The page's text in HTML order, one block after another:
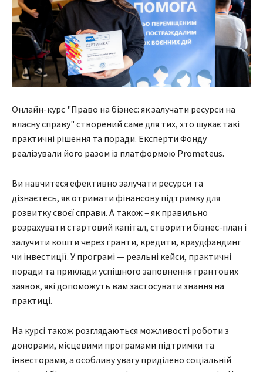
Онлайн-курс "Право на бізнес: як залучати ресурси на
власну справу" створений саме для тих, хто шукає такі
практичні рішення та поради. Експерти Фонду
реалізували його разом із платформою Prometeus.
Ви навчитеся ефективно залучати ресурси та
дізнаєтесь, як отримати фінансову підтримку для
розвитку своєї справи. А також – як правильно
розрахувати стартовий капітал, створити бізнес-план і
залучити кошти через гранти, кредити, краудфандинг
чи інвестиції. У програмі — реальні кейси, практичні
поради та приклади успішного заповнення грантових
заявок, які допоможуть вам застосувати знання на
практиці.
На курсі також розглядаються можливості роботи з
донорами, місцевими програмами підтримки та
інвесторами, а особливу увагу приділено соціальній